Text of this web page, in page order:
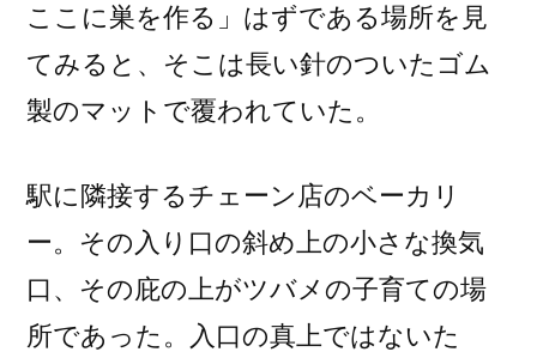
ここに巣を作る」はずである場所を見
てみると、そこは長い針のついたゴム
製のマットで覆われていた。
駅に隣接するチェーン店のベーカリ
ー。その入り口の斜め上の小さな換気
口、その庇の上がツバメの子育ての場
所であった。入口の真上ではないた